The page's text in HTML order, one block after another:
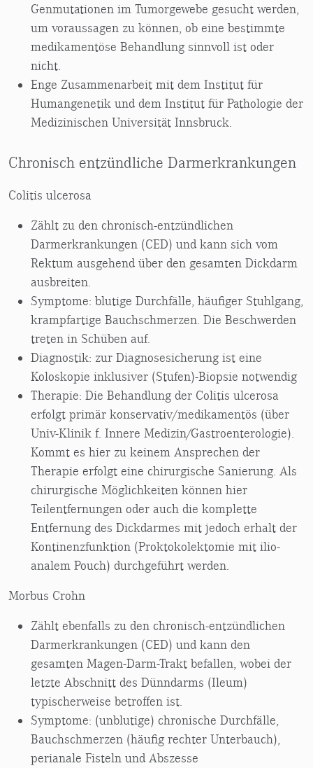
Genmutationen im Tumorgewebe gesucht werden,
um voraussagen zu können, ob eine bestimmte
medikamentöse Behandlung sinnvoll ist oder
nicht.
Enge Zusammenarbeit mit dem Institut für
Humangenetik und dem Institut für Pathologie der
Medizinischen Universität Innsbruck.
Chronisch entzündliche Darmerkrankungen
Colitis ulcerosa
Zählt zu den chronisch-entzündlichen
Darmerkrankungen (CED) und kann sich vom
Rektum ausgehend über den gesamten Dickdarm
ausbreiten.
Symptome: blutige Durchfälle, häufiger Stuhlgang,
krampfartige Bauchschmerzen. Die Beschwerden
treten in Schüben auf.
Diagnostik: zur Diagnosesicherung ist eine
Koloskopie inklusiver (Stufen)-Biopsie notwendig
Therapie: Die Behandlung der Colitis ulcerosa
erfolgt primär konservativ/medikamentös (über
Univ-Klinik f. Innere Medizin/Gastroenterologie).
Kommt es hier zu keinem Ansprechen der
Therapie erfolgt eine chirurgische Sanierung. Als
chirurgische Möglichkeiten können hier
Teilentfernungen oder auch die komplette
Entfernung des Dickdarmes mit jedoch erhalt der
Kontinenzfunktion (Proktokolektomie mit ilio-
analem Pouch) durchgeführt werden.
Morbus Crohn
Zählt ebenfalls zu den chronisch-entzündlichen
Darmerkrankungen (CED) und kann den
gesamten Magen-Darm-Trakt befallen, wobei der
letzte Abschnitt des Dünndarms (Ileum)
typischerweise betroffen ist.
Symptome: (unblutige) chronische Durchfälle,
Bauchschmerzen (häufig rechter Unterbauch),
perianale Fisteln und Abszesse